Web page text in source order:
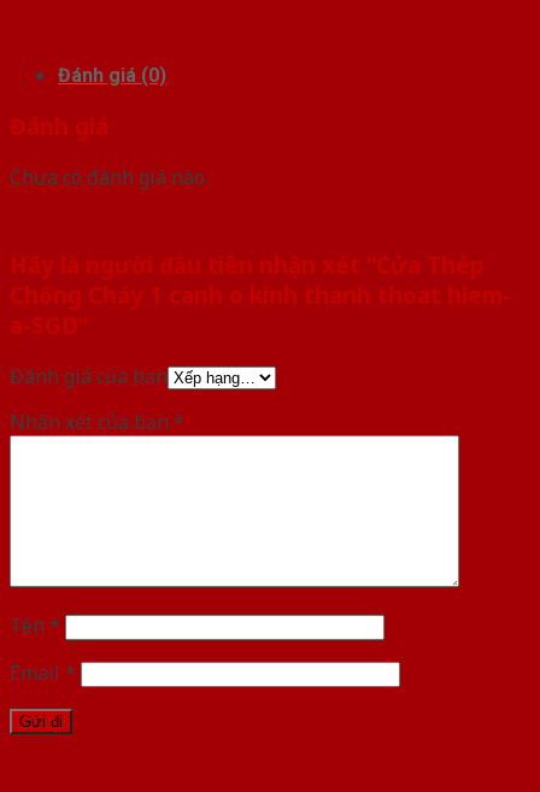
Đánh giá (0)
Đánh giá
Chưa có đánh giá nào.
Hãy là người đầu tiên nhận xét “Cửa Thép
Chống Cháy 1 canh o kinh thanh thoat hiem-
a-SGD”
Đánh giá của bạn
Nhận xét của bạn *
Tên *
Email *